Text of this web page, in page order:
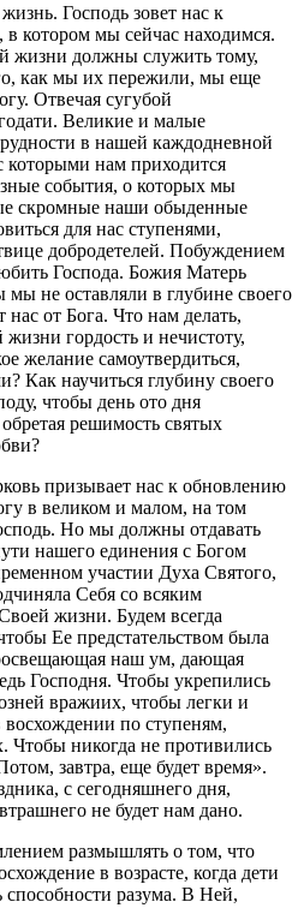
Господь зовет нас к
в котором мы сейчас находимся.
жизни должны служить тому,
как мы их пережили, мы еще
Отвечая сугубой
Великие и малые
в нашей каждодневной
которыми нам приходится
события, о которых мы
скромные наши обыденные
для нас ступенями,
добродетелей. Побуждением
Господа. Божия Матерь
мы не оставляли в глубине своего
нас от Бога. Что нам делать,
гордость и нечистоту,
желание самоутвердиться,
Как научиться глубину своего
чтобы день ото дня
решимость святых
призывает нас к обновлению
в великом и малом, на том
Но мы должны отдавать
нашего единения с Богом
участии Духа Святого,
Себя со всяким
жизни. Будем всегда
Ее предстательством была
наш ум, дающая
Господня. Чтобы укрепились
вражиих, чтобы легки и
по ступеням,
никогда не противились
завтра, еще будет время».
с сегодняшнего дня,
не будет нам дано.
размышлять о том, что
в возрасте, когда дети
способности разума. В Ней,